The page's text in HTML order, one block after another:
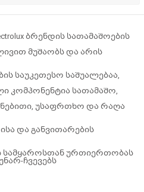
ბრენდის სათამაშოების
მუშაობს და არის
საუკეთესო საშუალებაა,
კომპონენტია სათამაშო,
უსაფრთხო და რაღა
და განვითარების
სამყაროსთან ურთიერთობას
ჩვევებს